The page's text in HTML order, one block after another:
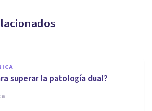
a su entorno
superar la patología dual?